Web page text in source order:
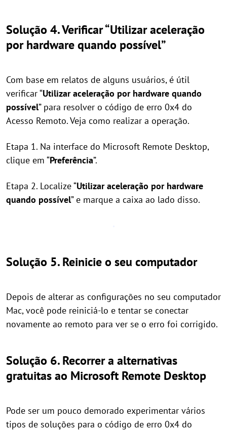
Solução 4. Verificar “Utilizar aceleração
por hardware quando possível”
Com base em relatos de alguns usuários, é útil
verificar “Utilizar aceleração por hardware quando
possível” para resolver o código de erro 0x4 do
Acesso Remoto. Veja como realizar a operação.
Etapa 1. Na interface do Microsoft Remote Desktop,
clique em “Preferência”.
Etapa 2. Localize “Utilizar aceleração por hardware
quando possível” e marque a caixa ao lado disso.
Solução 5. Reinicie o seu computador
Depois de alterar as configurações no seu computador
Mac, você pode reiniciá-lo e tentar se conectar
novamente ao remoto para ver se o erro foi corrigido.
Solução 6. Recorrer a alternativas
gratuitas ao Microsoft Remote Desktop
Pode ser um pouco demorado experimentar vários
tipos de soluções para o código de erro 0x4 do